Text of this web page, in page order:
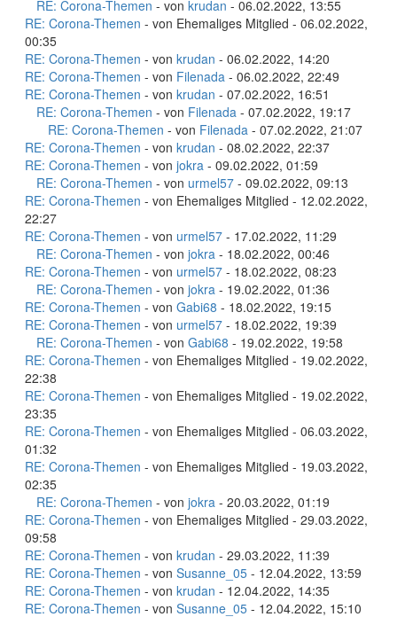
RE: Corona-Themen - von krudan - 06.02.2022, 13:55
RE: Corona-Themen - von Ehemaliges Mitglied - 06.02.2022,
00:35
RE: Corona-Themen - von krudan - 06.02.2022, 14:20
RE: Corona-Themen - von Filenada - 06.02.2022, 22:49
RE: Corona-Themen - von krudan - 07.02.2022, 16:51
RE: Corona-Themen - von Filenada - 07.02.2022, 19:17
RE: Corona-Themen - von Filenada - 07.02.2022, 21:07
RE: Corona-Themen - von krudan - 08.02.2022, 22:37
RE: Corona-Themen - von jokra - 09.02.2022, 01:59
RE: Corona-Themen - von urmel57 - 09.02.2022, 09:13
RE: Corona-Themen - von Ehemaliges Mitglied - 12.02.2022,
22:27
RE: Corona-Themen - von urmel57 - 17.02.2022, 11:29
RE: Corona-Themen - von jokra - 18.02.2022, 00:46
RE: Corona-Themen - von urmel57 - 18.02.2022, 08:23
RE: Corona-Themen - von jokra - 19.02.2022, 01:36
RE: Corona-Themen - von Gabi68 - 18.02.2022, 19:15
RE: Corona-Themen - von urmel57 - 18.02.2022, 19:39
RE: Corona-Themen - von Gabi68 - 19.02.2022, 19:58
RE: Corona-Themen - von Ehemaliges Mitglied - 19.02.2022,
22:38
RE: Corona-Themen - von Ehemaliges Mitglied - 19.02.2022,
23:35
RE: Corona-Themen - von Ehemaliges Mitglied - 06.03.2022,
01:32
RE: Corona-Themen - von Ehemaliges Mitglied - 19.03.2022,
02:35
RE: Corona-Themen - von jokra - 20.03.2022, 01:19
RE: Corona-Themen - von Ehemaliges Mitglied - 29.03.2022,
09:58
RE: Corona-Themen - von krudan - 29.03.2022, 11:39
RE: Corona-Themen - von Susanne_05 - 12.04.2022, 13:59
RE: Corona-Themen - von krudan - 12.04.2022, 14:35
RE: Corona-Themen - von Susanne_05 - 12.04.2022, 15:10